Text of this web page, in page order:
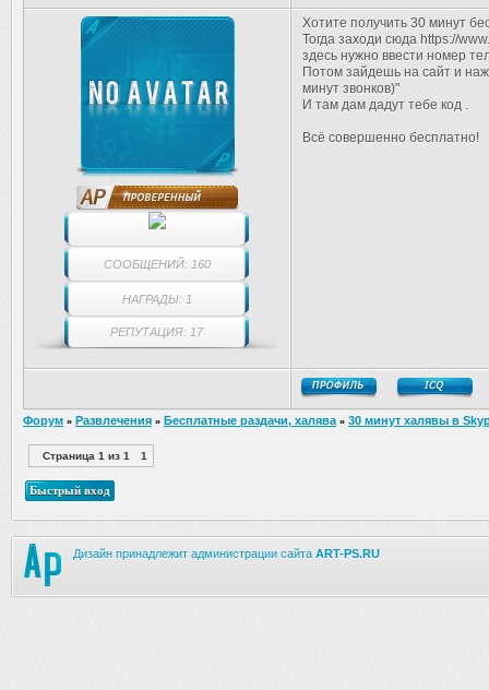
СООБЩЕНИЙ: 160
НАГРАДЫ: 1
РЕПУТАЦИЯ: 17
Хотите получить 30 минут
Тогда заходи сюда https://
здесь нужно ввести номер
Потом зайдешь на сайт и
минут звонков)"
И там дам дадут тебе код .
Всё совершенно бесплатно!
Форум » Развлечения » Бесплатные раздачи, халява » 30 минут халявы в
Страница 1 из 1 1
Дизайн принадлежит администрации сайта ART-PS.RU